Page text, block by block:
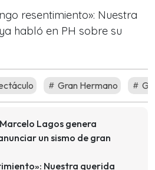
resentimiento»: Nuestra
habló en PH sobre su
Gran Hermano
Lagos genera
un sismo de gran
Nuestra querida